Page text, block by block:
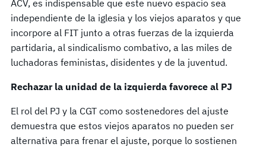
ACV, es indispensable que este nuevo espacio sea
independiente de la iglesia y los viejos aparatos y que
incorpore al FIT junto a otras fuerzas de la izquierda
partidaria, al sindicalismo combativo, a las miles de
luchadoras feministas, disidentes y de la juventud.
Rechazar la unidad de la izquierda favorece al PJ
El rol del PJ y la CGT como sostenedores del ajuste
demuestra que estos viejos aparatos no pueden ser
alternativa para frenar el ajuste, porque lo sostienen